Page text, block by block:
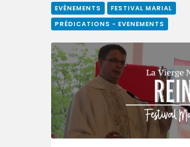
EVÈNEMENTS
FESTIVAL MARIAL
PRÉDICATIONS - EVENEMENTS